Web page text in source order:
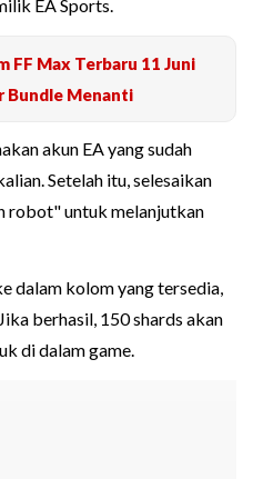
EA Sports.
FF Max Terbaru 11 Juni
Bundle Menanti
akun EA yang sudah
Setelah itu, selesaikan
robot" untuk melanjutkan
dalam kolom yang tersedia,
berhasil, 150 shards akan
di dalam game.